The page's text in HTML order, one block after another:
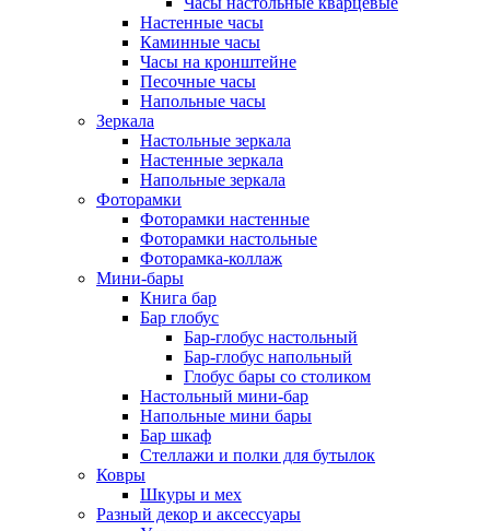
Настенные часы
Каминные часы
Часы на кронштейне
Песочные часы
Напольные часы
Зеркала
Настольные зеркала
Настенные зеркала
Напольные зеркала
Фоторамки
Фоторамки настенные
Фоторамки настольные
Фоторамка-коллаж
Мини-бары
Книга бар
Бар глобус
Бар-глобус настольный
Бар-глобус напольный
Глобус бары со столиком
Настольный мини-бар
Напольные мини бары
Бар шкаф
Стеллажи и полки для бутылок
Ковры
Шкуры и мех
Разный декор и аксессуары